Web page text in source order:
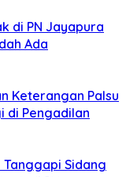
di PN Jayapura
Ada
Keterangan Palsu
di Pengadilan
Tanggapi Sidang